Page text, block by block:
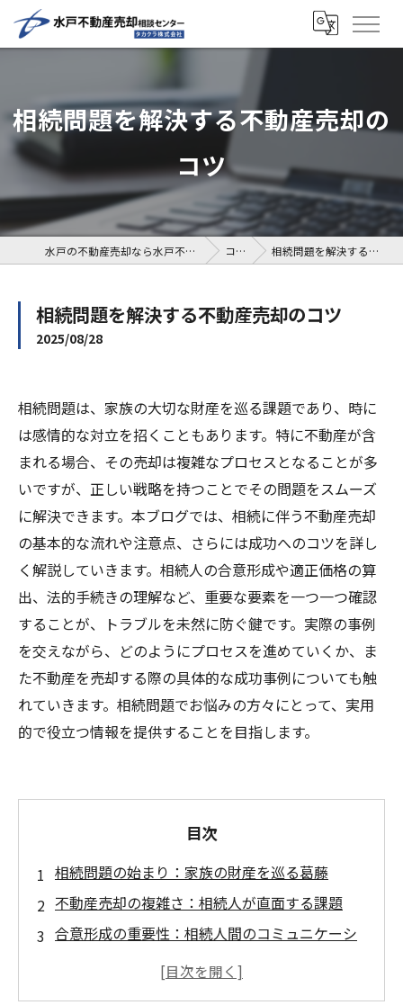
相続問題を解決する不動産売却の
コツ
水戸の不動産売却なら水戸不動産売却相談センター コラム 相続問題を解決する不動産売却のコツ
相続問題を解決する不動産売却のコツ
2025/08/28
相続問題は、家族の大切な財産を巡る課題であり、時に
は感情的な対立を招くこともあります。特に不動産が含
まれる場合、その売却は複雑なプロセスとなることが多
いですが、正しい戦略を持つことでその問題をスムーズ
に解決できます。本ブログでは、相続に伴う不動産売却
の基本的な流れや注意点、さらには成功へのコツを詳し
く解説していきます。相続人の合意形成や適正価格の算
出、法的手続きの理解など、重要な要素を一つ一つ確認
することが、トラブルを未然に防ぐ鍵です。実際の事例
を交えながら、どのようにプロセスを進めていくか、ま
た不動産を売却する際の具体的な成功事例についても触
れていきます。相続問題でお悩みの方々にとって、実用
的で役立つ情報を提供することを目指します。
目次
相続問題の始まり：家族の財産を巡る葛藤
不動産売却の複雑さ：相続人が直面する課題
合意形成の重要性：相続人間のコミュニケーシ